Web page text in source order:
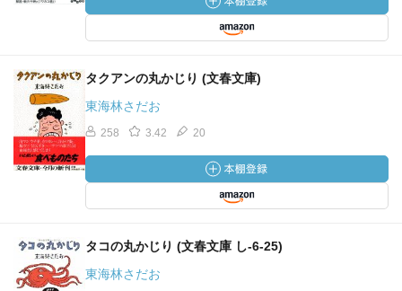
タクアンの丸かじり (文春文庫)
東海林さだお
258 3.42 20
タコの丸かじり (文春文庫 し-6-25)
東海林さだお